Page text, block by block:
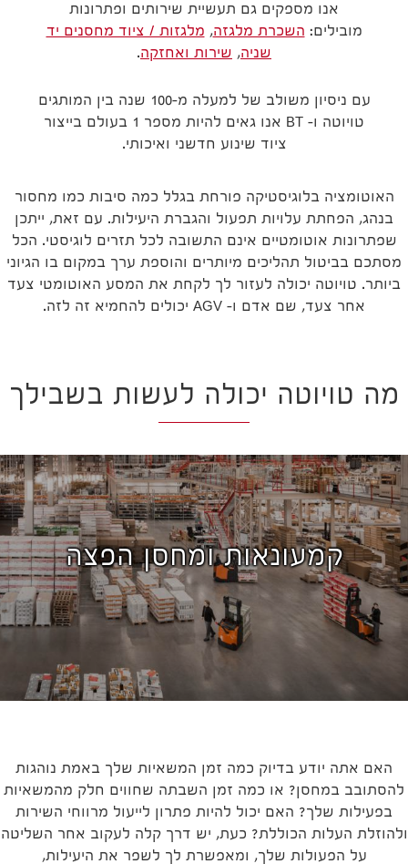
אנו מספקים גם תעשיית שירותים ופתרונות
מובילים: השכרת מלגזה, מלגזות / ציוד מחסנים יד
שניה, שירות ואחזקה.
עם ניסיון משולב של למעלה מ-100 שנה בין המותגים
טויוטה ו- BT אנו גאים להיות מספר 1 בעולם בייצור
ציוד שינוע חדשני ואיכותי.
האוטומציה בלוגיסטיקה פורחת בגלל כמה סיבות כמו מחסור
בנהג, הפחתת עלויות תפעול והגברת היעילות. עם זאת, ייתכן
שפתרונות אוטומטיים אינם התשובה לכל תזרים לוגיסטי. הכל
מסתכם בביטול תהליכים מיותרים והוספת ערך במקום בו הגיוני
ביותר. טויוטה יכולה לעזור לך לקחת את המסע האוטומטי צעד
אחר צעד, שם אדם ו- AGV יכולים להחמיא זה לזה.
מה טויוטה יכולה לעשות בשבילך
קמעונאות ומחסן הפצה
האם אתה יודע בדיוק כמה זמן המשאיות שלך באמת נוהגות
להסתובב במחסן? או כמה זמן השבתה שחווים חלק מהמשאיות
בפעילות שלך? האם יכול להיות פתרון לייעול מרווחי השירות
ולהוזלת העלות הכוללת? כעת, יש דרך קלה לעקוב אחר השליטה
על הפעולות שלך, ומאפשרת לך לשפר את היעילות,